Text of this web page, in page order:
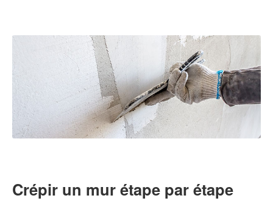
Crépir un mur étape par étape